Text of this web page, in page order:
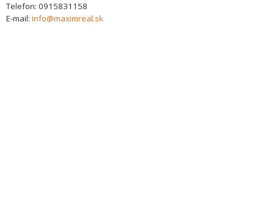
Telefon: 0915831158
E-mail: info@maximreal.sk